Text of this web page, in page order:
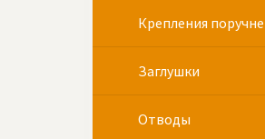
Крепления
Заглушки
Отводы